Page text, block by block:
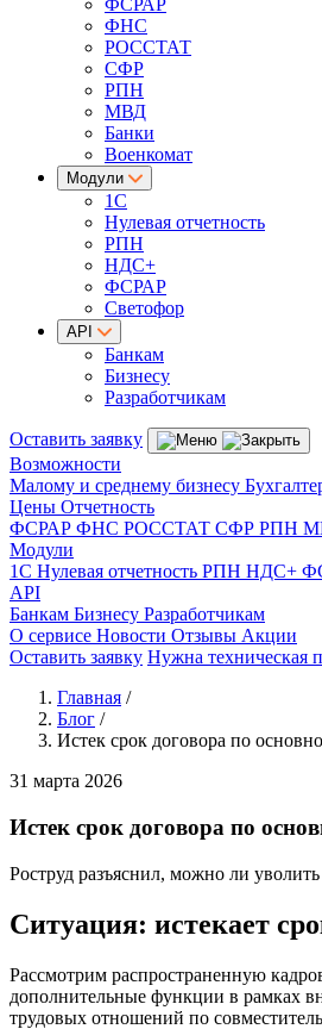
ФСРАР
ФНС
РОССТАТ
СФР
РПН
МВД
Банки
Военкомат
Модули
1С
Нулевая отчетность
РПН
НДС+
ФСРАР
Светофор
API
Банкам
Бизнесу
Разработчикам
Оставить заявку
Возможности
Малому и среднему бизнесу
Цены Отчетность
ФСРАР ФНС РОССТАТ СФР РПН
Модули
1С Нулевая отчетность РПН НДС+
API
Банкам Бизнесу Разработчикам
О сервисе Новости Отзывы Акции
Оставить заявку Нужна техническая
Главная /
Блог /
Истек срок договора по
31 марта 2026
Истек срок договора по
Роструд разъяснил, можно ли
Ситуация: истекает
Рассмотрим распространенную
дополнительные функции в рамках
трудовых отношений по